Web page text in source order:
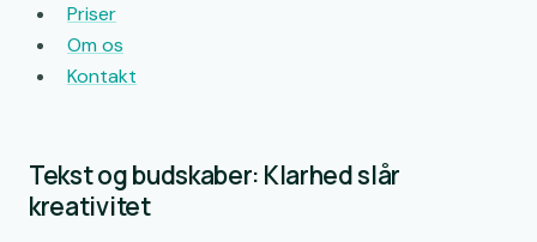
Priser
Om os
Kontakt
Tekst og budskaber: Klarhed slår
kreativitet